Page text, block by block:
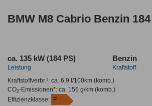
BMW M8 Cabrio Benzin
ca. 135 kW (184 PS)
Leistung
Benzin
Kraftstoff
Kraftstoffverbr.¹: ca. 6,9 l/100km(komb.)
CO2-Emissionen*: ca. 156 g/km(komb.)
Effizienzklasse:
F